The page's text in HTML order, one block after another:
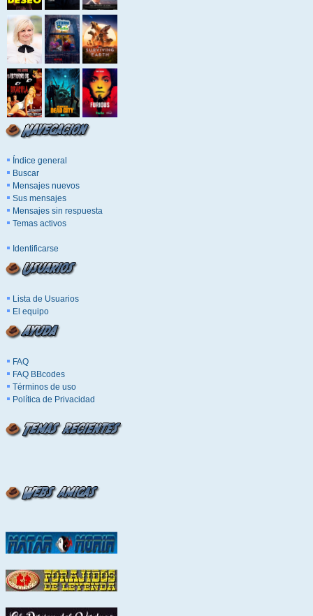
Índice general
Buscar
Mensajes nuevos
Sus mensajes
Mensajes sin respuesta
Temas activos
Identificarse
Lista de Usuarios
El equipo
FAQ
FAQ BBcodes
Términos de uso
Política de Privacidad